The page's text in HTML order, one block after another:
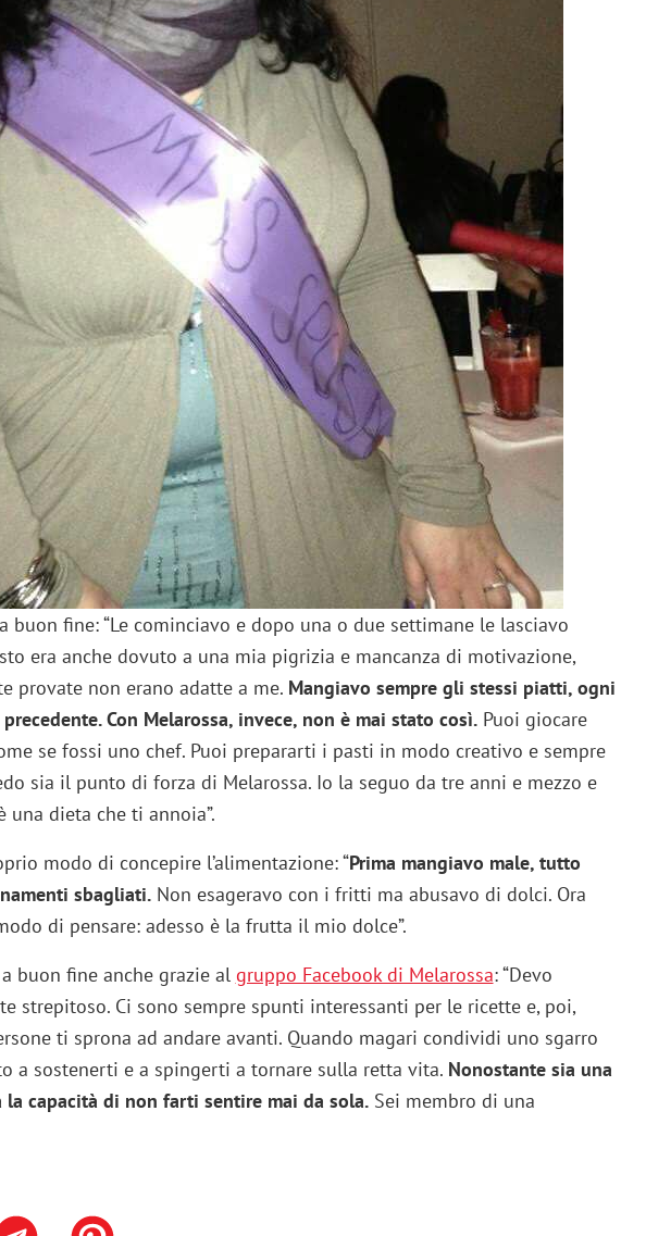
fine: “Le cominciavo e dopo una o due settimane le lasciavo
era anche dovuto a una mia pigrizia e mancanza di motivazione,
provate non erano adatte a me. Mangiavo sempre gli stessi piatti, ogni
Con Melarossa, invece, non è mai stato così.Puoi giocare
se fossi uno chef. Puoi prepararti i pasti in modo creativo e sempre
sia il punto di forza di Melarossa. Io la seguo da tre anni e mezzo e
dieta che ti annoia”.
modo di concepire l’alimentazione: “Prima mangiavo male, tutto
sbagliati.Non esageravo con i fritti ma abusavo di dolci. Ora
di pensare: adesso è la frutta il mio dolce”.
buon fine anche grazie al gruppo Facebook di Melarossa: “Devo
strepitoso. Ci sono sempre spunti interessanti per le ricette e, poi,
ti sprona ad andare avanti. Quando magari condividi uno sgarro
a sostenerti e a spingerti a tornare sulla retta vita. Nonostante sia una
la capacità di non farti sentire mai da sola.Sei membro di una